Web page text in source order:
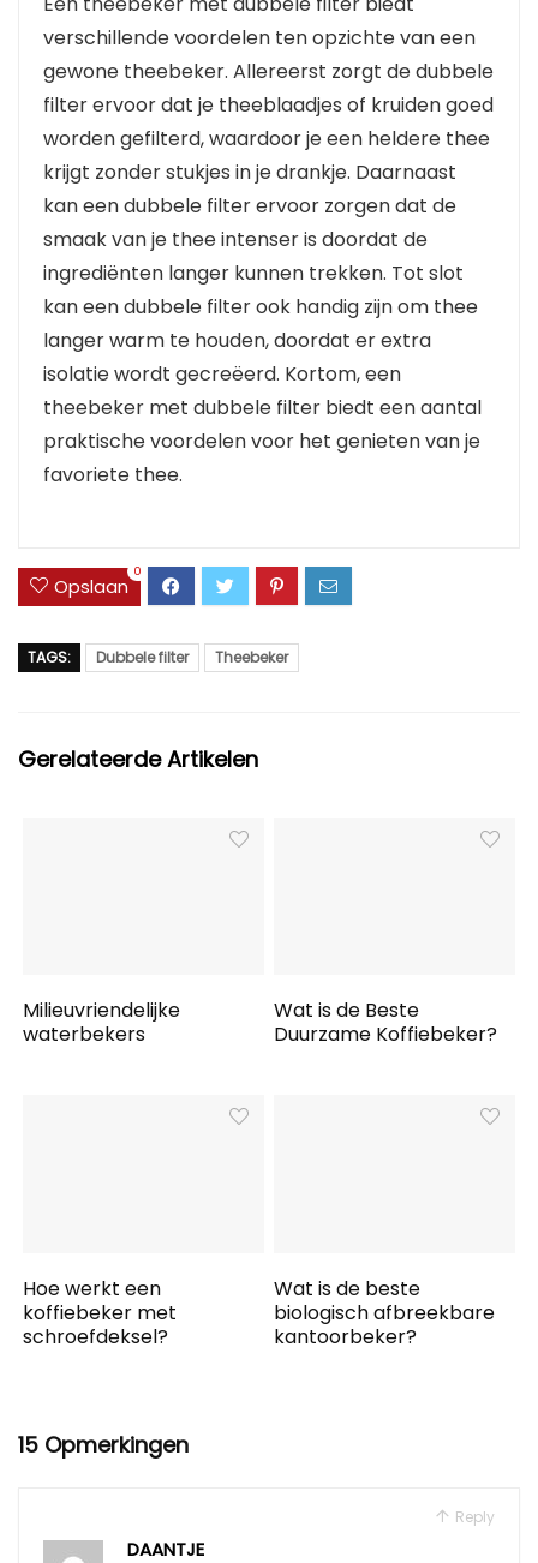
verschillende voordelen ten opzichte van een
gewone theebeker. Allereerst zorgt de dubbele
filter ervoor dat je theeblaadjes of kruiden goed
worden gefilterd, waardoor je een heldere thee
krijgt zonder stukjes in je drankje. Daarnaast
kan een dubbele filter ervoor zorgen dat de
smaak van je thee intenser is doordat de
ingrediënten langer kunnen trekken. Tot slot
kan een dubbele filter ook handig zijn om thee
langer warm te houden, doordat er extra
isolatie wordt gecreëerd. Kortom, een
theebeker met dubbele filter biedt een aantal
praktische voordelen voor het genieten van je
favoriete thee.
Opslaan
0
TAGS: Dubbele filter Theebeker
Gerelateerde Artikelen
Milieuvriendelijke
waterbekers
Wat is de Beste
Duurzame Koffiebeker?
Hoe werkt een
koffiebeker met
schroefdeksel?
Wat is de beste
biologisch afbreekbare
kantoorbeker?
15 Opmerkingen
Reply
DAANTJE